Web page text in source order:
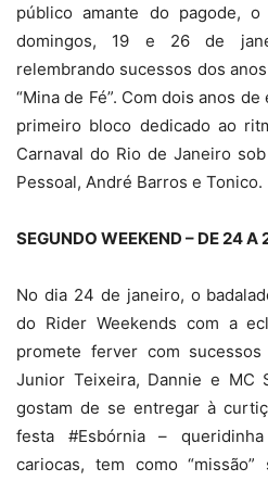
público amante do pagode,
domingos, 19 e 26 de
relembrando sucessos dos anos
“Mina de Fé”. Com dois anos
primeiro bloco dedicado ao
Carnaval do Rio de Janeiro
Pessoal, André Barros e Tonico.
SEGUNDO WEEKEND – DE 24 A
No dia 24 de janeiro, o
do Rider Weekends com a
promete ferver com
Junior Teixeira, Dannie e MC
gostam de se entregar à
festa #Esbórnia –
cariocas, tem como